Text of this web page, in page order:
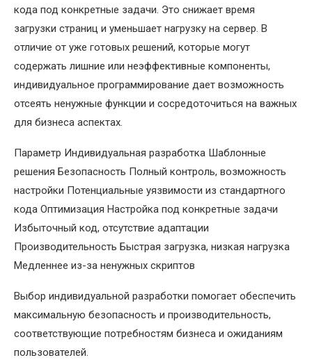
кода под конкретные задачи. Это снижает время
загрузки страниц и уменьшает нагрузку на сервер. В
отличие от уже готовых решений, которые могут
содержать лишние или неэффективные компоненты,
индивидуальное программирование дает возможность
отсеять ненужные функции и сосредоточиться на важных
для бизнеса аспектах.
Параметр Индивидуальная разработка Шаблонные
решения Безопасность Полный контроль, возможность
настройки Потенциальные уязвимости из стандартного
кода Оптимизация Настройка под конкретные задачи
Избыточный код, отсутствие адаптации
Производительность Быстрая загрузка, низкая нагрузка
Медленнее из-за ненужных скриптов
Выбор индивидуальной разработки помогает обеспечить
максимальную безопасность и производительность,
соответствующие потребностям бизнеса и ожиданиям
пользователей.